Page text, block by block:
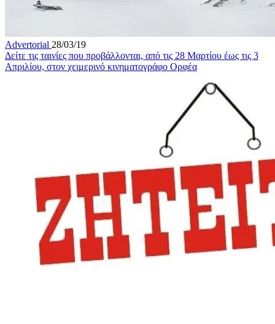
Advertorial 28/03/19
Δείτε τις ταινίες που προβάλλονται, από τις 28 Μαρτίου έως τις 3
Απριλίου, στον χειμερινό κινηματογράφο Ορφέα